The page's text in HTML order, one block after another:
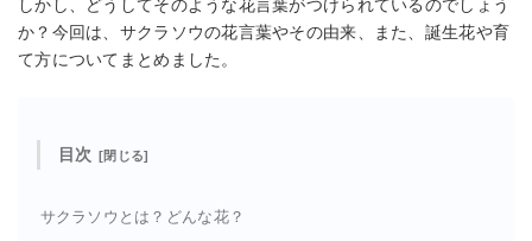
しかし、どうしてそのような花言葉がつけられているのでしょう
か？今回は、サクラソウの花言葉やその由来、また、誕生花や育
て方についてまとめました。
目次
サクラソウとは？どんな花？